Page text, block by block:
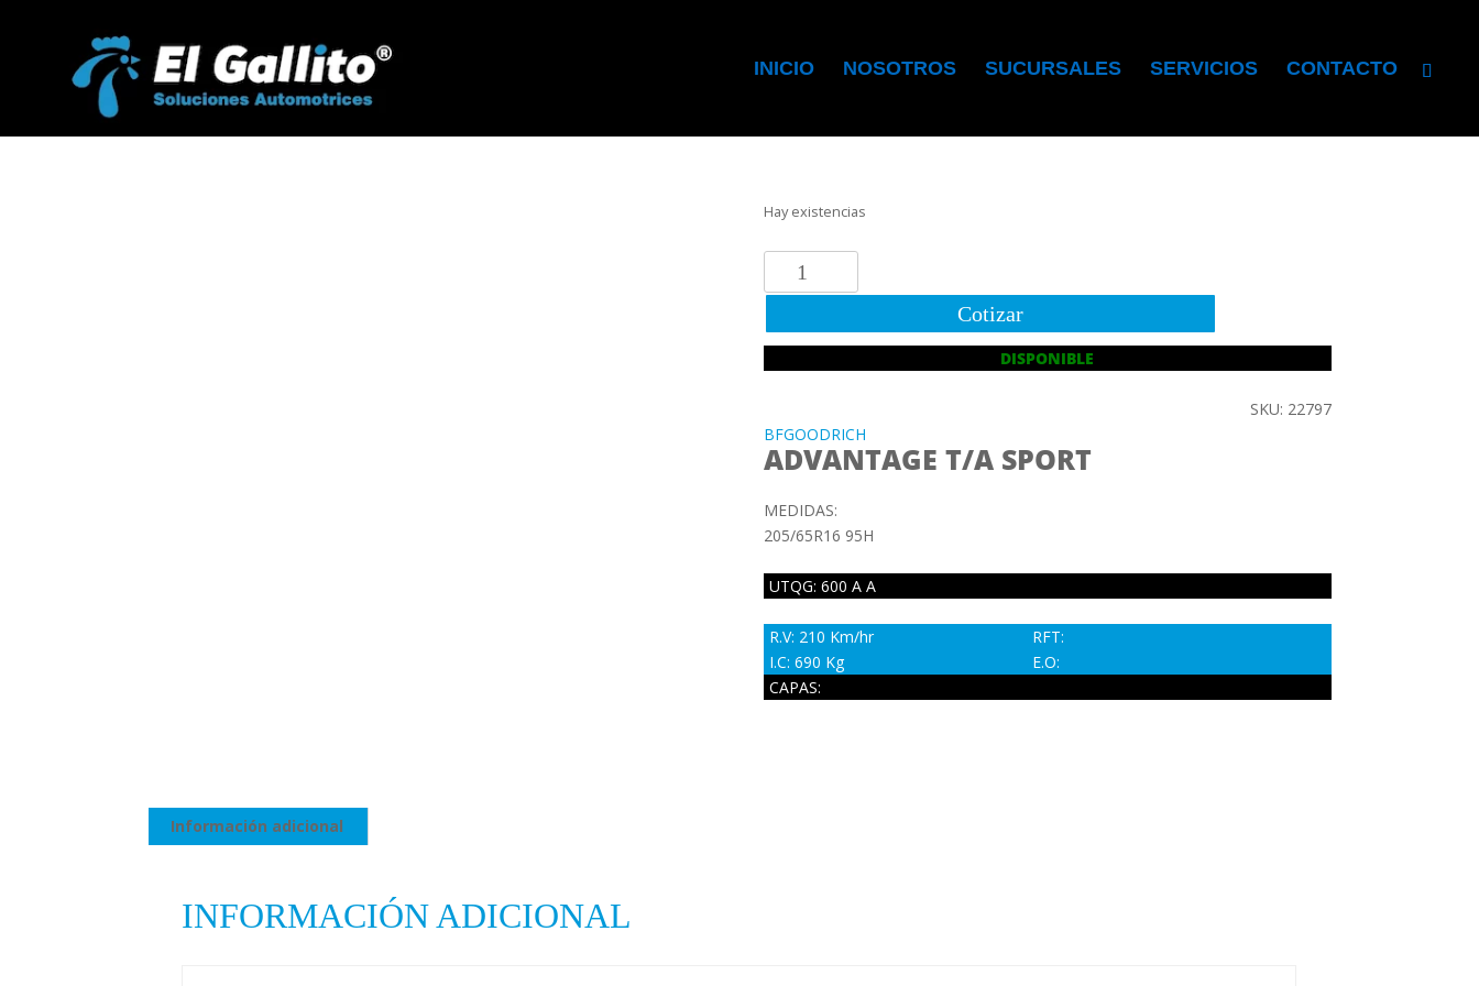
INICIO NOSOTROS SUCURSALES SERVICIOS CONTACTO
Hay existencias
205/65R16
95H
ADVANTAGE
Cotizar
DISPONIBLE
SKU: 22797
BFGOODRICH
ADVANTAGE T/A SPORT
MEDIDAS:
205/65R16 95H
UTQG: 600 A A
R.V: 210 Km/hr
RFT:
I.C: 690 Kg
E.O:
CAPAS:
Información adicional
INFORMACIÓN ADICIONAL